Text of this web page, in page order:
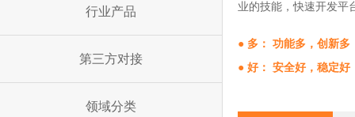
行业产品
第三方对接
领域分类
业的技能，快速开发平
● 多： 功能多，创新多
● 好： 安全好，稳定好